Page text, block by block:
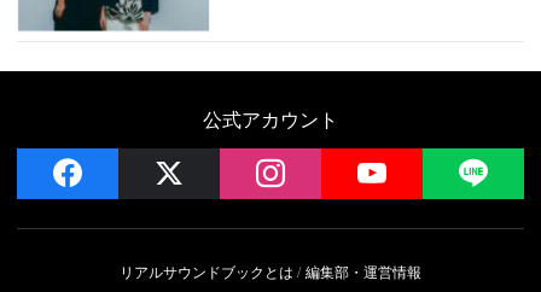
公式アカウント
facebook instagram YouTube
リアルサウンドブックとは 編集部・運営情報